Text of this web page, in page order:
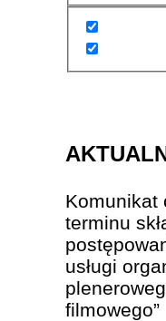
Komunikat
terminu
usługi
filmowego”